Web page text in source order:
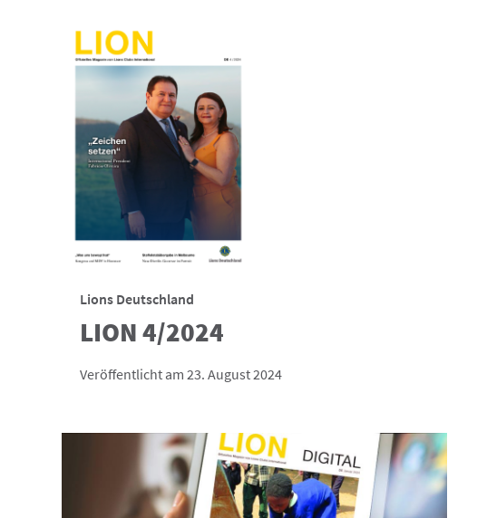
Lions Deutschland
LION 4/2024
Veröffentlicht am 23. August 2024